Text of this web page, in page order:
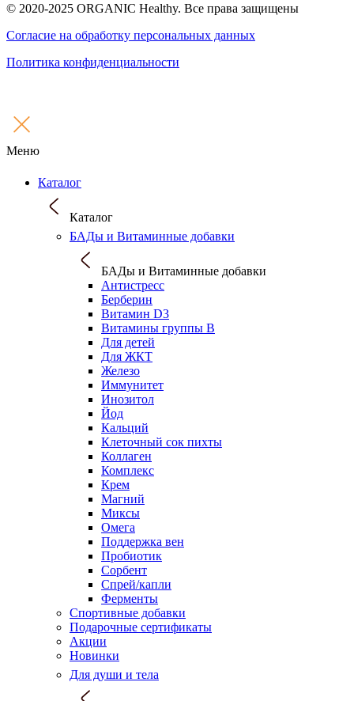
© 2020-2025 ORGANIC Healthy. Все права защищены
Согласие на обработку персональных данных
Политика конфиденциальности
Меню
Каталог
Каталог
БАДы и Витаминные добавки
БАДы и Витаминные добавки
Антистресс
Берберин
Витамин D3
Витамины группы B
Для детей
Для ЖКТ
Железо
Иммунитет
Инозитол
Йод
Кальций
Клеточный сок пихты
Коллаген
Комплекс
Крем
Магний
Миксы
Омега
Поддержка вен
Пробиотик
Сорбент
Спрей/капли
Ферменты
Спортивные добавки
Подарочные сертификаты
Акции
Новинки
Для души и тела